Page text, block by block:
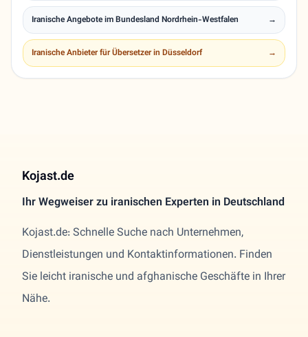
Iranische Angebote im Bundesland Nordrhein-Westfalen →
Iranische Anbieter für Übersetzer in Düsseldorf →
Kojast.de
Ihr Wegweiser zu iranischen Experten in Deutschland
Kojast.de: Schnelle Suche nach Unternehmen,
Dienstleistungen und Kontaktinformationen. Finden
Sie leicht iranische und afghanische Geschäfte in Ihrer
Nähe.